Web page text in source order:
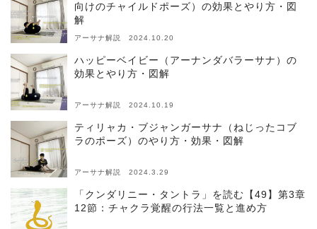
向けのチャイルドポーズ）の効果とやり方・図
解
アーサナ解説 2024.10.20
ハッピーベイビー（アーナンダバラーサナ）の
効果とやり方・図解
アーサナ解説 2024.10.19
ティリャカ・ブジャンガーサナ（ねじったコブ
ラのポーズ）のやり方・効果・図解
アーサナ解説 2024.3.29
「クンダリニー・タントラ」を読む【49】第3章
12節：チャクラ覚醒の行法一覧と進め方